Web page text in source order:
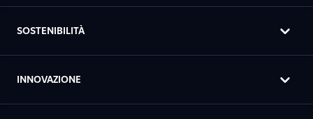
SOSTENIBILITÀ
INNOVAZIONE